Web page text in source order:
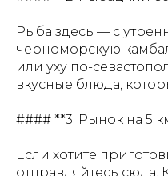
Рыба здесь — с
черноморскую
или уху по-
вкусные блюда,
#### **3. Рынок на 5
Если хотите
отправляйтесь